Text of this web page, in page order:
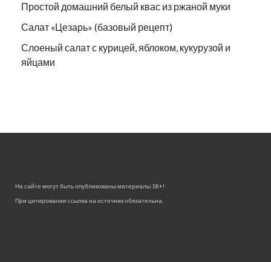
Простой домашний белый квас из ржаной муки
Салат «Цезарь» (базовый рецепт)
Слоеный салат с курицей, яблоком, кукурузой и
яйцами
На сайте могут быть опубликованы материалы 18+!
При цитировании ссылка на источник обязательна.